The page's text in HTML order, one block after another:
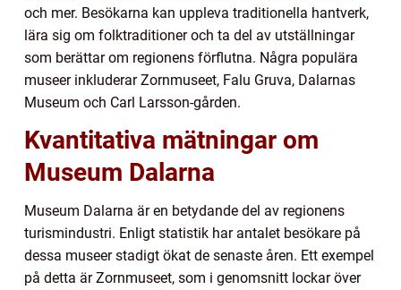
och mer. Besökarna kan uppleva traditionella hantverk,
lära sig om folktraditioner och ta del av utställningar
som berättar om regionens förflutna. Några populära
museer inkluderar Zornmuseet, Falu Gruva, Dalarnas
Museum och Carl Larsson-gården.
Kvantitativa mätningar om
Museum Dalarna
Museum Dalarna är en betydande del av regionens
turismindustri. Enligt statistik har antalet besökare på
dessa museer stadigt ökat de senaste åren. Ett exempel
på detta är Zornmuseet, som i genomsnitt lockar över